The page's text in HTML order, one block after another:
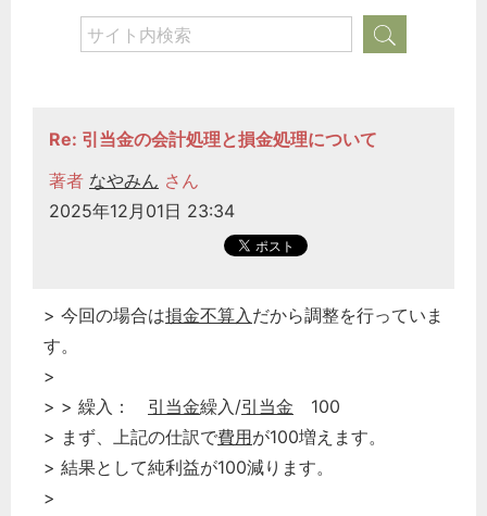
Re: 引当金の会計処理と損金処理について
著者 なやみん さん
2025年12月01日 23:34
> 今回の場合は損金不算入だから調整を行っていま
す。
>
> > 繰入： 引当金繰入/引当金 100
> まず、上記の仕訳で費用が100増えます。
> 結果として純利益が100減ります。
>